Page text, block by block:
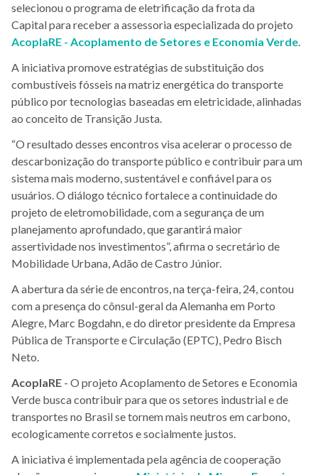
selecionou o programa de eletrificação da frota da
Capital para receber a assessoria especializada do projeto
AcoplaRE - Acoplamento de Setores e Economia Verde.
A iniciativa promove estratégias de substituição dos
combustíveis fósseis na matriz energética do transporte
público por tecnologias baseadas em eletricidade, alinhadas
ao conceito de Transição Justa.
“O resultado desses encontros visa acelerar o processo de
descarbonização do transporte público e contribuir para um
sistema mais moderno, sustentável e confiável para os
usuários. O diálogo técnico fortalece a continuidade do
projeto de eletromobilidade, com a segurança de um
planejamento aprofundado, que garantirá maior
assertividade nos investimentos”, afirma o secretário de
Mobilidade Urbana, Adão de Castro Júnior.
A abertura da série de encontros, na terça-feira, 24, contou
com a presença do cônsul-geral da Alemanha em Porto
Alegre, Marc Bogdahn, e do diretor presidente da Empresa
Pública de Transporte e Circulação (EPTC), Pedro Bisch
Neto.
AcoplaRE - O projeto Acoplamento de Setores e Economia
Verde busca contribuir para que os setores industrial e de
transportes no Brasil se tornem mais neutros em carbono,
ecologicamente corretos e socialmente justos.
A iniciativa é implementada pela agência de cooperação